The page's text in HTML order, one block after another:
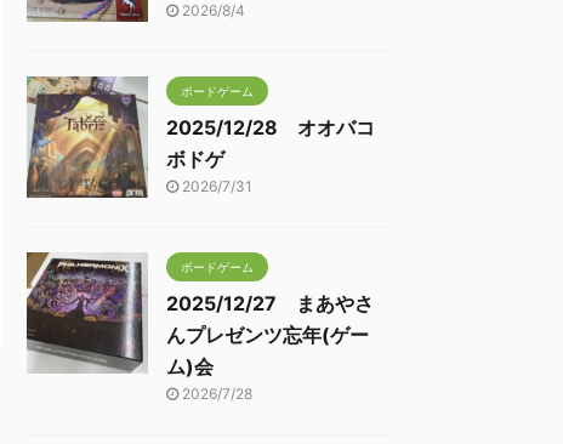
2026/8/4
ボードゲーム
2025/12/28 オオバコ
ボドゲ
2026/7/31
ボードゲーム
2025/12/27 まあやさ
んプレゼンツ忘年(ゲー
ム)会
2026/7/28